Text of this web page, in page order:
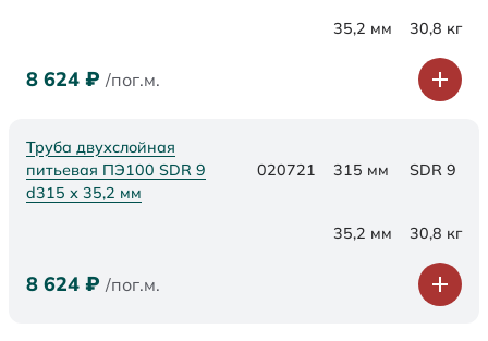
35,2 мм 30,8 кг
8 624 ₽ /пог.м.
Труба двухслойная
питьевая ПЭ100 SDR 9
d315 х 35,2 мм
020721 315 мм SDR 9
35,2 мм 30,8 кг
8 624 ₽ /пог.м.